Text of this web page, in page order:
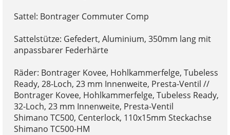
Sattel: Bontrager Commuter Comp
Sattelstütze: Gefedert, Aluminium, 350mm lang mit
anpassbarer Federhärte
Räder: Bontrager Kovee, Hohlkammerfelge, Tubeless
Ready, 28-Loch, 23 mm Innenweite, Presta-Ventil //
Bontrager Kovee, Hohlkammerfelge, Tubeless Ready,
32-Loch, 23 mm Innenweite, Presta-Ventil
Shimano TC500, Centerlock, 110x15mm Steckachse
Shimano TC500-HM